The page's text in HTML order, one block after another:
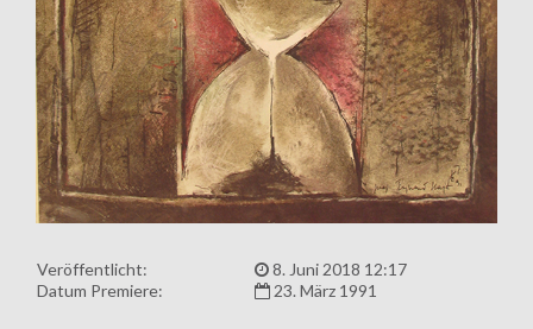
Veröffentlicht:
8. Juni 2018 12:17
Datum Premiere:
23. März 1991